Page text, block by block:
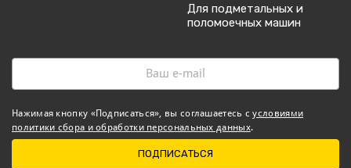
Для подметальных и
поломоечных машин
Нажимая кнопку «Подписаться», вы соглашаетесь сусловиями
политики сбора и обработки персональных данных.
ПОДПИСАТЬСЯ